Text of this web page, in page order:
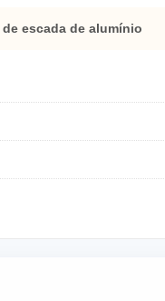
escada de alumínio